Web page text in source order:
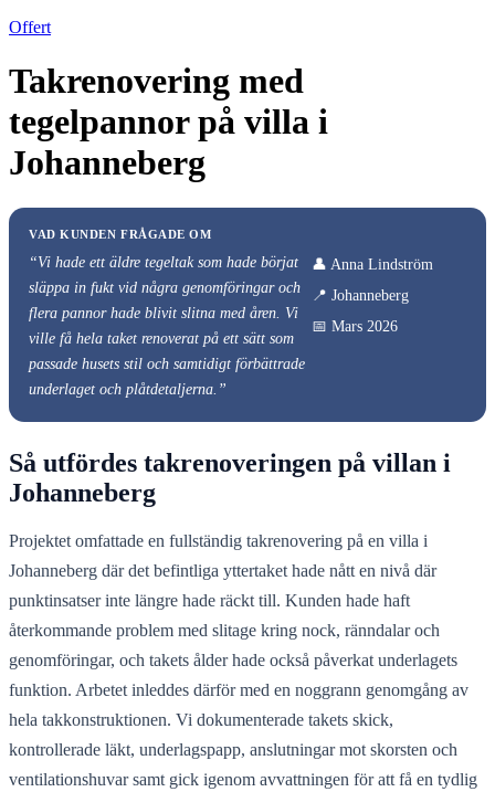
Offert
Takrenovering med
tegelpannor på villa i
Johanneberg
VAD KUNDEN FRÅGADE OM
“Vi hade ett äldre tegeltak som hade börjat
släppa in fukt vid några genomföringar och
flera pannor hade blivit slitna med åren. Vi
ville få hela taket renoverat på ett sätt som
passade husets stil och samtidigt förbättrade
underlaget och plåtdetaljerna.”
👤 Anna Lindström
📍 Johanneberg
📅 Mars 2026
Så utfördes takrenoveringen på villan i
Johanneberg
Projektet omfattade en fullständig takrenovering på en villa i
Johanneberg där det befintliga yttertaket hade nått en nivå där
punktinsatser inte längre hade räckt till. Kunden hade haft
återkommande problem med slitage kring nock, ränndalar och
genomföringar, och takets ålder hade också påverkat underlagets
funktion. Arbetet inleddes därför med en noggrann genomgång av
hela takkonstruktionen. Vi dokumenterade takets skick,
kontrollerade läkt, underlagspapp, anslutningar mot skorsten och
ventilationshuvar samt gick igenom avvattningen för att få en tydlig